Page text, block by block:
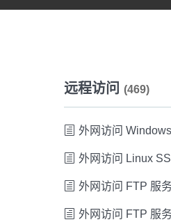
远程访问 (469)
外网访问
外网访问 Linux
外网访问 FTP 服
外网访问 FTP 服